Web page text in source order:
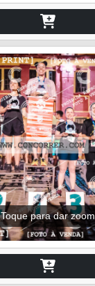
Toque para dar zoom